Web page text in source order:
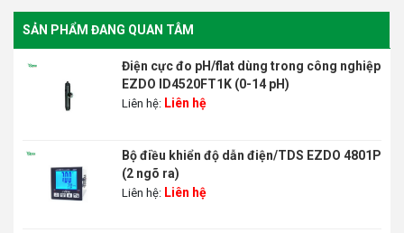
SẢN PHẨM ĐANG QUAN TÂM
Điện cực đo pH/flat dùng trong công nghiệp
EZDO ID4520FT1K (0-14 pH)
Liên hệ: Liên hệ
Bộ điều khiển độ dẫn điện/TDS EZDO 4801P
(2 ngõ ra)
Liên hệ: Liên hệ